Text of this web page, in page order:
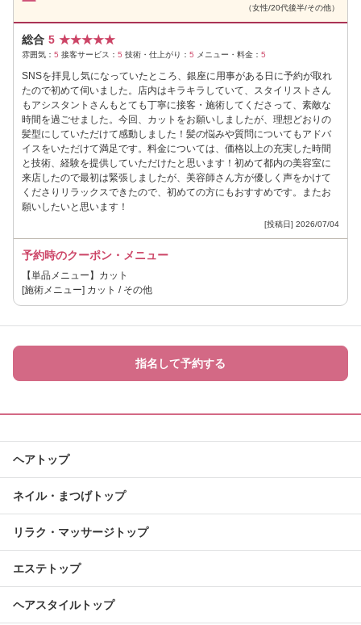
（女性/20代後半/その他）
総合 5 ★★★★★
雰囲気： 5 接客サービス： 5 技術・仕上がり： 5 メニュー・料金： 5
SNSを拝見し気になっていたところ、銀座に用事がある日に予約が取れ
たので初めて伺いました。店内はキラキラしていて、スタイリストさん
もアシスタントさんもとても丁寧に接客・施術してくださって、素敵な
時間を過ごせました。今回、カットをお願いしましたが、理想どおりの
髪型にしていただけて感動しました！髪の悩みや質問についてもアドバ
イスをいただけて満足です。料金については、価格以上の充実した時間
と技術、経験を提供していただけたと思います！初めて都内の美容室に
来店したので最初は緊張しましたが、美容師さん方が優しく声をかけて
くださりリラックスできたので、初めての方にもおすすめです。またお
願いしたいと思います！
[投稿日] 2026/07/04
予約時のクーポン・メニュー
【単品メニュー】カット
[施術メニュー] カット / その他
指名して予約する
ヘアトップ
ネイル・まつげトップ
リラク・マッサージトップ
エステトップ
ヘアスタイルトップ